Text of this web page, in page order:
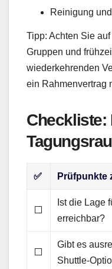
Reinigung
Tipp: Achten Sie
Gruppen und
wiederkehrenden
ein Rahmenvertrag
Checkliste:
✅ Prüfpunkte
⬜
Ist die Lage
erreichbar?
⬜
Gibt es
Shuttle-